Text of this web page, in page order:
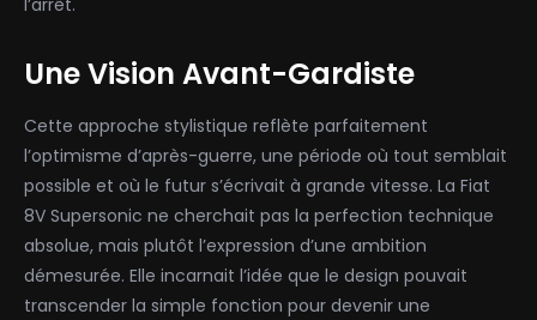
l’arrêt.
Une Vision Avant-Gardiste
Cette approche stylistique reflète parfaitement
l’optimisme d’après-guerre, une période où tout semblait
possible et où le futur s’écrivait à grande vitesse. La Fiat
8V Supersonic ne cherchait pas la perfection technique
absolue, mais plutôt l’expression d’une ambition
démesurée. Elle incarnait l’idée que le design pouvait
transcender la simple fonction pour devenir une